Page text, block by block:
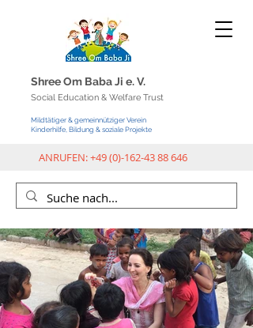
Shree Om Baba Ji e.V.
Social Education & Welfare Trust
Mildtätiger & gemeinnütziger Verein
Kinderhilfe, Bildung & soziale Projekte
ANRUFEN:+49 (0)-162-43 88 646